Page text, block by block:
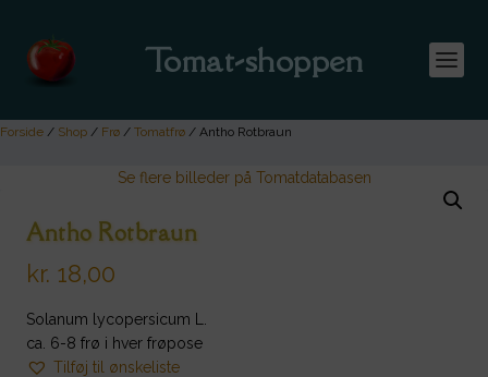
Tomat-shoppen
Forside / Shop / Frø / Tomatfrø / Antho Rotbraun
Se flere billeder på Tomatdatabasen
Antho Rotbraun
kr. 18,00
Solanum lycopersicum L.
ca. 6-8 frø i hver frøpose
Tilføj til ønskeliste